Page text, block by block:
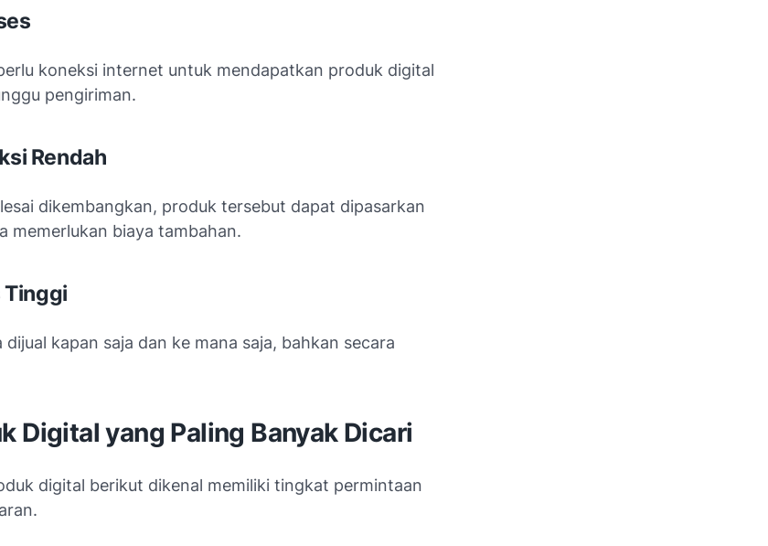
koneksi internet untuk mendapatkan produk digital
pengiriman.
Rendah
dikembangkan, produk tersebut dapat dipasarkan
memerlukan biaya tambahan.
Tinggi
kapan saja dan ke mana saja, bahkan secara
Digital yang Paling Banyak Dicari
digital berikut dikenal memiliki tingkat permintaan